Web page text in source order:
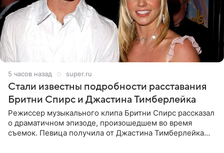
5 часов назад super.ru
Стали известны подробности расставания
Бритни Спирс и Джастина Тимберлейка
Режиссер музыкального клипа Бритни Спирс рассказал
о драматичном эпизоде, произошедшем во время
съемок. Певица получила от Джастина Тимберлейка